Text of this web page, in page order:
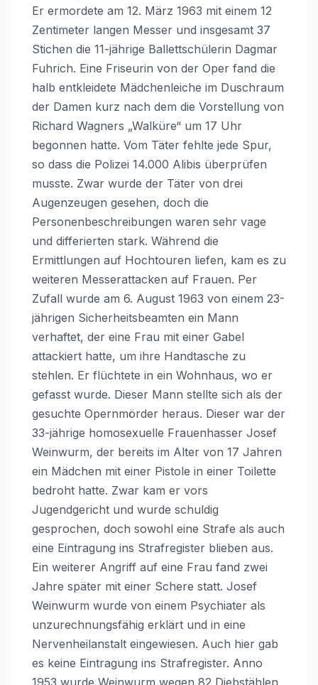
Er ermordete am 12. März 1963 mit einem 12
Zentimeter langen Messer und insgesamt 37
Stichen die 11-jährige Ballettschülerin Dagmar
Fuhrich. Eine Friseurin von der Oper fand die
halb entkleidete Mädchenleiche im Duschraum
der Damen kurz nach dem die Vorstellung von
Richard Wagners „Walküre“ um 17 Uhr
begonnen hatte. Vom Täter fehlte jede Spur,
so dass die Polizei 14.000 Alibis überprüfen
musste. Zwar wurde der Täter von drei
Augenzeugen gesehen, doch die
Personenbeschreibungen waren sehr vage
und differierten stark. Während die
Ermittlungen auf Hochtouren liefen, kam es zu
weiteren Messerattacken auf Frauen. Per
Zufall wurde am 6. August 1963 von einem 23-
jährigen Sicherheitsbeamten ein Mann
verhaftet, der eine Frau mit einer Gabel
attackiert hatte, um ihre Handtasche zu
stehlen. Er flüchtete in ein Wohnhaus, wo er
gefasst wurde. Dieser Mann stellte sich als der
gesuchte Opernmörder heraus. Dieser war der
33-jährige homosexuelle Frauenhasser Josef
Weinwurm, der bereits im Alter von 17 Jahren
ein Mädchen mit einer Pistole in einer Toilette
bedroht hatte. Zwar kam er vors
Jugendgericht und wurde schuldig
gesprochen, doch sowohl eine Strafe als auch
eine Eintragung ins Strafregister blieben aus.
Ein weiterer Angriff auf eine Frau fand zwei
Jahre später mit einer Schere statt. Josef
Weinwurm wurde von einem Psychiater als
unzurechnungsfähig erklärt und in eine
Nervenheilanstalt eingewiesen. Auch hier gab
es keine Eintragung ins Strafregister. Anno
1953 wurde Weinwurm wegen 82 Diebstählen,